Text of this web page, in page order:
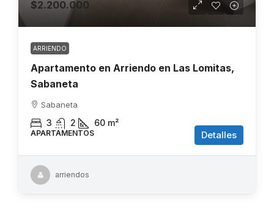
$2.200.000
ARRIENDO
Apartamento en Arriendo en Las Lomitas,
Sabaneta
Sabaneta
3 2 60 m²
APARTAMENTOS Detalles
arriendos